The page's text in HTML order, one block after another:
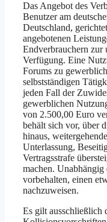
Das Angebot des
Benutzer am
Deutschland,
angebotenen
Endverbrauchern zur
Verfügung. Eine
Forums zu
selbstständigen
jeden Fall der
gewerblichen
von 2.500,00 Euro
behält sich vor, über
hinaus,
Unterlassung,
Vertragsstrafe
machen.
vorbehalten, einen
nachzuweisen.
Es gilt ausschließlich